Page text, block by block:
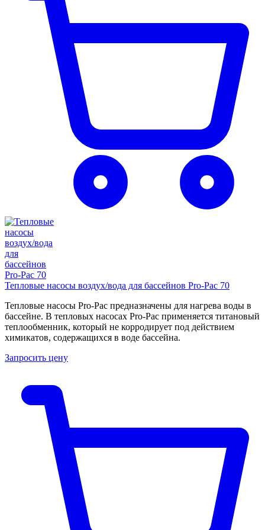
Тепловые насосы воздух/вода для бассейнов Pro-Pac 70
Тепловые насосы Pro-Pac предназначены для нагрева воды в
бассейне. В тепловых насосах Pro-Pac применяется титановый
теплообменник, который не корродирует под действием
химикатов, содержащихся в воде бассейна.
Запросить цену